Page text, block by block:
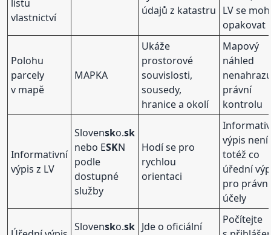
listu
vlastnictví
údajů z katastru LV se
opakovat
Polohu
parcely
v mapě
MAPKA
Ukáže
prostorové
souvislosti,
sousedy,
hranice a okolí
Mapový
náhled
právní
kontrolu
Informativní
výpis z LV
Slovensko.sk
nebo ESKN
podle
dostupné
služby
Hodí se pro
rychlou
orientaci
výpis není
totéž co
úřední
pro právní
účely
Slovensko.sk Jde o oficiální
Počítejte